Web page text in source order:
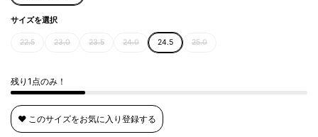
サイズを選択
22.5 23.0 23.5 24.0 24.5 25.0
残り1点のみ！
❤️ このサイズをお気に入り登録する